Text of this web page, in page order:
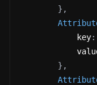
} ,
            key
:
} ,